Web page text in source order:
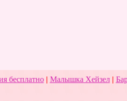
бесплатно| Малышка Хейзел|